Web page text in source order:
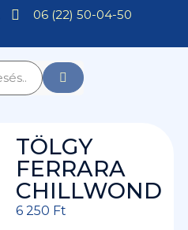
06 (22) 50-04-50
TÖLGY
FERRARA
CHILLWOND
6 250 Ft